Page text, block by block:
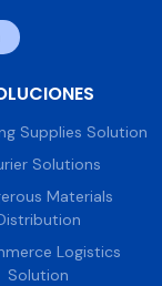
Supplies Solution
Solutions
Materials
Logistics
Solution